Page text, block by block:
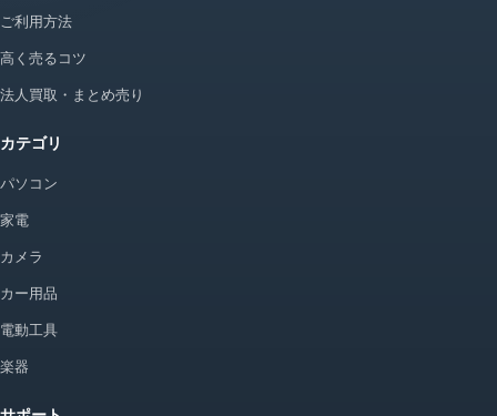
ご利用方法
高く売るコツ
法人買取・まとめ売り
カテゴリ
パソコン
家電
カメラ
カー用品
電動工具
楽器